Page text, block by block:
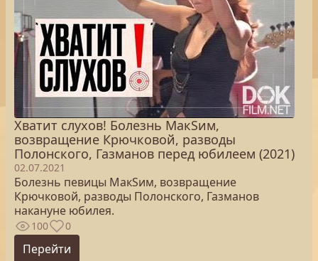
Хватит слухов! Болезнь МакSим,
возвращение Крючковой, разводы
Полонского, Газманов перед юбилеем (2021)
02.07.2021
Болезнь певицы МакSим, возвращение
Крючковой, разводы Полонского, Газманов
накануне юбилея.
100 0
Перейти